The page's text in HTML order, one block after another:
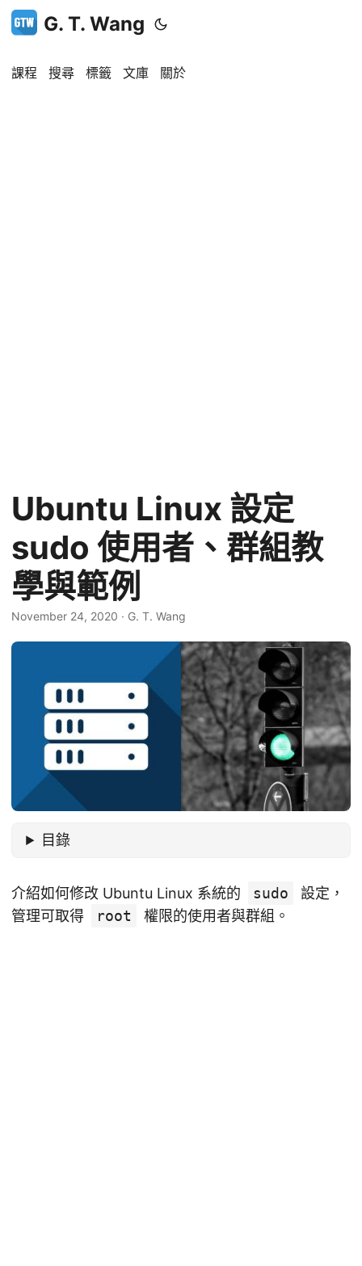
G. T. Wang
課程 搜尋 標籤 文庫 關於
Ubuntu Linux 設定
sudo 使用者、群組教
學與範例
November 24, 2020 · G. T. Wang
目錄
介紹如何修改 Ubuntu Linux 系統的 sudo
設定，
管理可取得
root 權限的使用者與群組。